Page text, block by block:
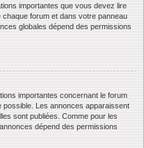
importantes que vous devez lire
forum et dans votre panneau
globales dépend des permissions
importantes concernant le forum
Les annonces apparaissent
sont publiées. Comme pour les
dépend des permissions